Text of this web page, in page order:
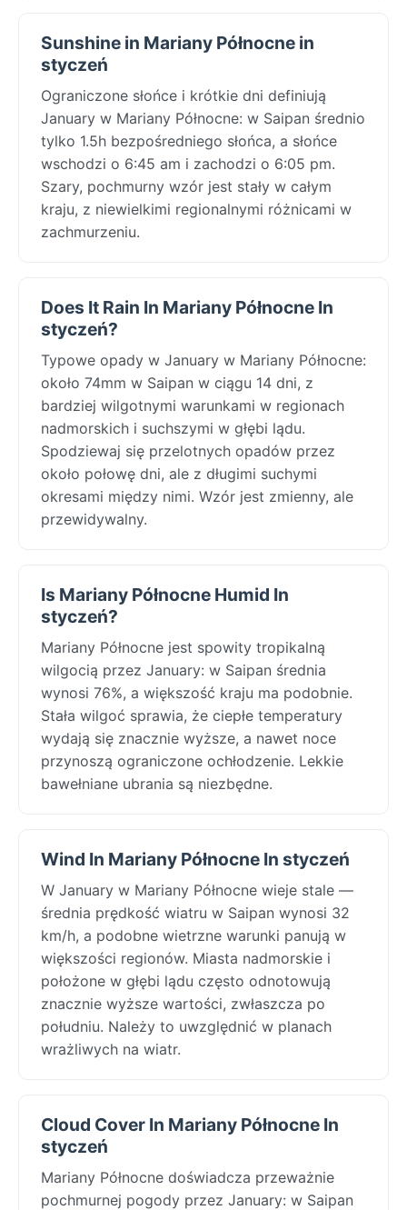
Sunshine in Mariany Północne in
styczeń
Ograniczone słońce i krótkie dni definiują
January w Mariany Północne: w Saipan średnio
tylko 1.5h bezpośredniego słońca, a słońce
wschodzi o 6:45 am i zachodzi o 6:05 pm.
Szary, pochmurny wzór jest stały w całym
kraju, z niewielkimi regionalnymi różnicami w
zachmurzeniu.
Does It Rain In Mariany Północne In
styczeń?
Typowe opady w January w Mariany Północne:
około 74mm w Saipan w ciągu 14 dni, z
bardziej wilgotnymi warunkami w regionach
nadmorskich i suchszymi w głębi lądu.
Spodziewaj się przelotnych opadów przez
około połowę dni, ale z długimi suchymi
okresami między nimi. Wzór jest zmienny, ale
przewidywalny.
Is Mariany Północne Humid In
styczeń?
Mariany Północne jest spowity tropikalną
wilgocią przez January: w Saipan średnia
wynosi 76%, a większość kraju ma podobnie.
Stała wilgoć sprawia, że ciepłe temperatury
wydają się znacznie wyższe, a nawet noce
przynoszą ograniczone ochłodzenie. Lekkie
bawełniane ubrania są niezbędne.
Wind In Mariany Północne In styczeń
W January w Mariany Północne wieje stale —
średnia prędkość wiatru w Saipan wynosi 32
km/h, a podobne wietrzne warunki panują w
większości regionów. Miasta nadmorskie i
położone w głębi lądu często odnotowują
znacznie wyższe wartości, zwłaszcza po
południu. Należy to uwzględnić w planach
wrażliwych na wiatr.
Cloud Cover In Mariany Północne In
styczeń
Mariany Północne doświadcza przeważnie
pochmurnej pogody przez January: w Saipan